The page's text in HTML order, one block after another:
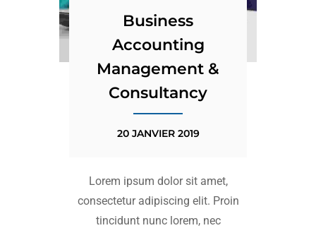
Business
Accounting
Management &
Consultancy
20 JANVIER 2019
Lorem ipsum dolor sit amet,
consectetur adipiscing elit. Proin
tincidunt nunc lorem, nec